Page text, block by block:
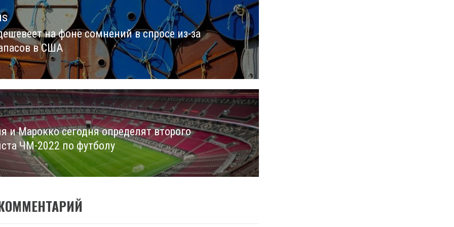
на фоне сомнений в спросе из-за
в США
и Марокко сегодня определят второго
ЧМ-2022 по футболу